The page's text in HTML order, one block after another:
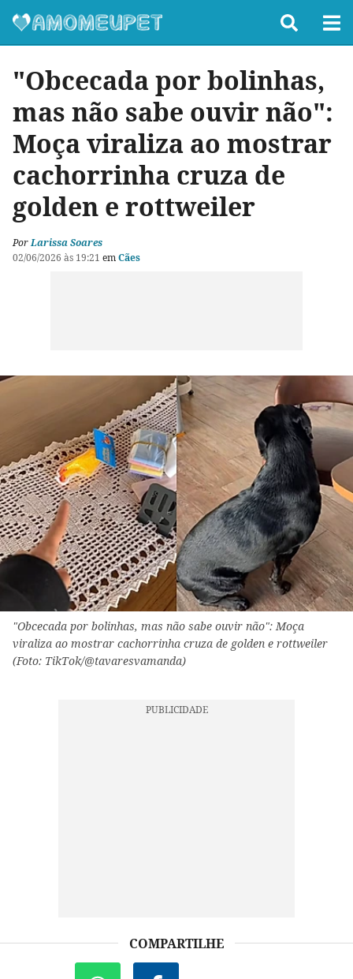
"Obcecada por bolinhas,
mas não sabe ouvir não":
Moça viraliza ao mostrar
cachorrinha cruza de
golden e rottweiler
PorLarissa Soares
02/06/2026 às 19:21 emCães
"Obcecada por bolinhas, mas não sabe ouvir não": Moça
viraliza ao mostrar cachorrinha cruza de golden e rottweiler
(Foto: TikTok/@tavaresvamanda)
COMPARTILHE